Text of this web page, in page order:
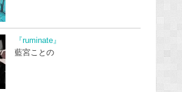
『ruminate』
藍宮ことの